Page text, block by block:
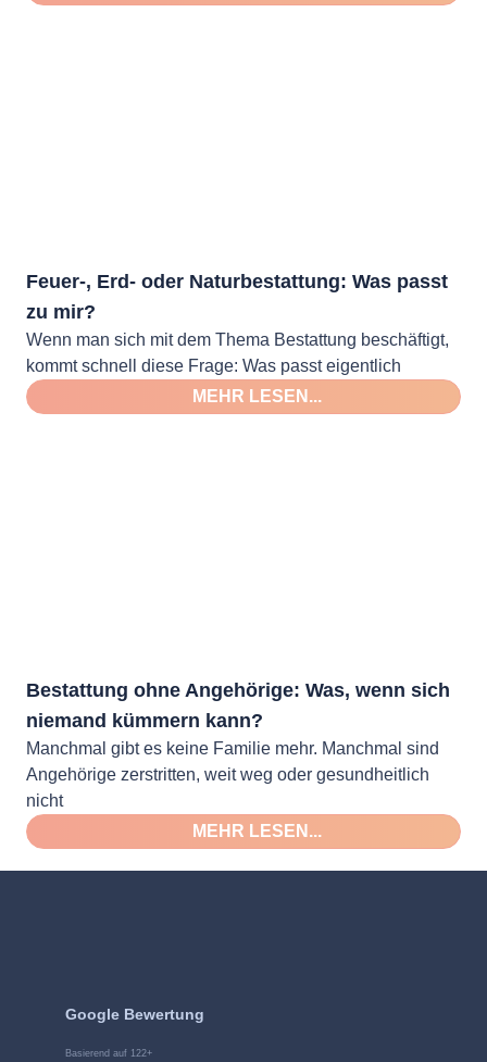
Feuer-, Erd- oder Naturbestattung: Was passt
zu mir?
Wenn man sich mit dem Thema Bestattung beschäftigt,
kommt schnell diese Frage: Was passt eigentlich
MEHR LESEN...
Bestattung ohne Angehörige: Was, wenn sich
niemand kümmern kann?
Manchmal gibt es keine Familie mehr. Manchmal sind
Angehörige zerstritten, weit weg oder gesundheitlich
nicht
MEHR LESEN...
Google Bewertung
Basierend auf 122+